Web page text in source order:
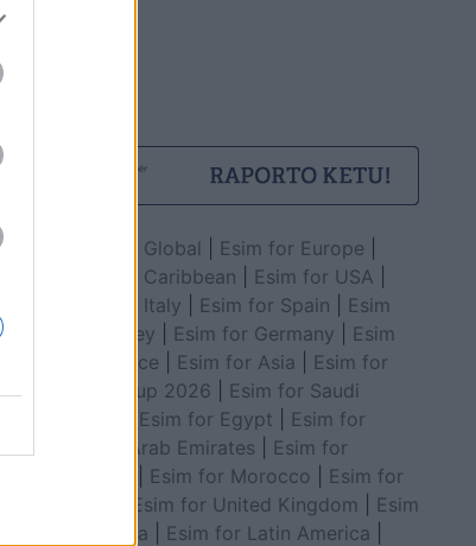
Esim for Global Esim for Europe
Esim for Caribbean
Esim for USA
Esim for Italy
Esim for Spain
Esim
for Turkey
Esim for Germany
Esim
for Greece
Esim for Asia
Esim for
World Cup 2026
Esim for Saudi
Esim for Egypt
Esim for
United Arab Emirates
Esim for
Esim for Morocco
Esim for
Esim for United Kingdom
Esim
for Africa
Esim for Latin America